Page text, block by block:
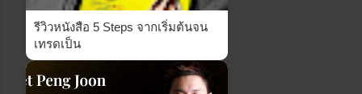
รีวิวหนังสือ 5 Steps จากเริ่มต้นจน
เทรดเป็น